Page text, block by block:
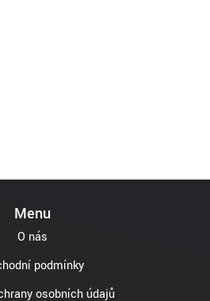
Menu
O nás
podmínky
osobních údajů